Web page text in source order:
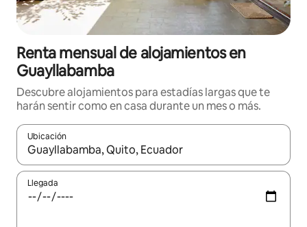
Renta mensual de alojamientos en
Guayllabamba
Descubre alojamientos para estadías largas que te
harán sentir como en casa durante un mes o más.
Ubicación
Cuando los resultados estén disponibles, navega con las
Llegada